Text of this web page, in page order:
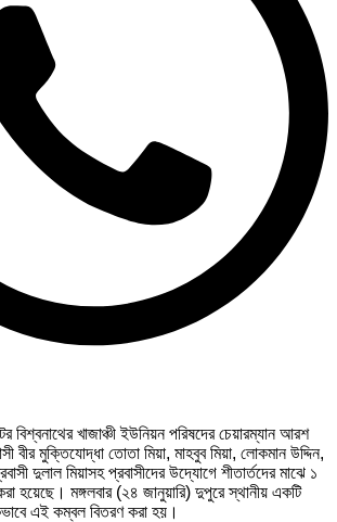
বিশ্বনাথের খাজাঞ্চী ইউনিয়ন পরিষদের চেয়ারম্যান আরশ
বীর মুক্তিযোদ্ধা তোতা মিয়া, মাহবুব মিয়া, লোকমান উদ্দিন,
দুলাল মিয়াসহ প্রবাসীদের উদ্যোগে শীতার্তদের মাঝে ১
হয়েছে। মঙ্গলবার (২৪ জানুয়ারি) দুপুরে স্থানীয় একটি
এই কম্বল বিতরণ করা হয়।